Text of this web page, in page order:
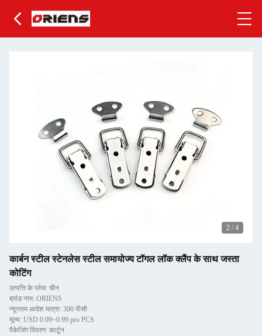
2 / 4
कार्बन स्टील स्टेनलेस स्टील समायोज्य टॉगल लॉक क्लैंप के साथ जस्ता
कोटिंग
उत्पत्ति के प्लेस: चीन
ब्रांड नाम: ORIENS
न्यूनतम आदेश मात्रा: 300 पीसी
मूल्य: USD 0.09~0.99 pro PCS
पैकेजिंग विवरण: कार्टून